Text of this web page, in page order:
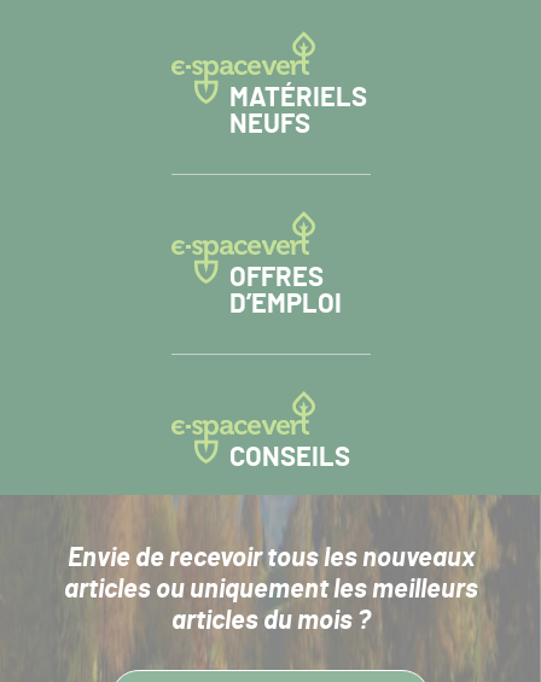
MATÉRIELS
NEUFS
OFFRES
D’EMPLOI
CONSEILS
Envie de recevoir tous les nouveaux
articlesou uniquement les meilleurs
articles du mois ?